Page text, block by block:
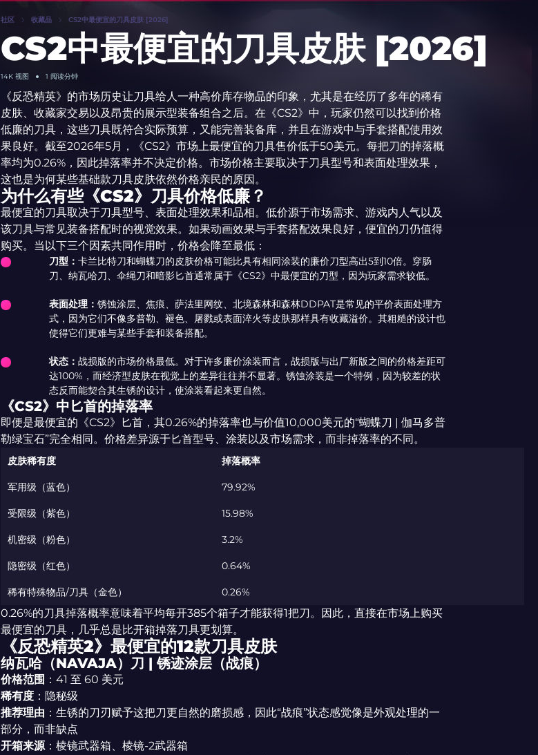
社区 收藏品 CS2中最便宜的刀具皮肤 [2026]
CS2中最便宜的刀具皮肤 [2026]
14K视图 1 阅读分钟
《反恐精英》的市场历史让刀具给人一种高价库存物品的印象，尤其是在经历了多年的稀有
皮肤、收藏家交易以及昂贵的展示型装备组合之后。在《CS2》中，玩家仍然可以找到价格
低廉的刀具，这些刀具既符合实际预算，又能完善装备库，并且在游戏中与手套搭配使用效
果良好。截至2026年5月，《CS2》市场上最便宜的刀具售价低于50美元。每把刀的掉落概
率均为0.26%，因此掉落率并不决定价格。市场价格主要取决于刀具型号和表面处理效果，
这也是为何某些基础款刀具皮肤依然价格亲民的原因。
为什么有些《CS2》刀具价格低廉？
最便宜的刀具取决于刀具型号、表面处理效果和品相。低价源于市场需求、游戏内人气以及
该刀具与常见装备搭配时的视觉效果。如果动画效果与手套搭配效果良好，便宜的刀仍值得
购买。当以下三个因素共同作用时，价格会降至最低：
刀型： 卡兰比特刀和蝴蝶刀的皮肤价格可能比具有相同涂装的廉价刀型高出5到10倍。穿肠
刀、纳瓦哈刀、伞绳刀和暗影匕首通常属于《CS2》中最便宜的刀型，因为玩家需求较低。
表面处理： 锈蚀涂层、焦痕、萨法里网纹、北境森林和森林DDPAT是常见的平价表面处理方
式，因为它们不像多普勒、褪色、屠戮或表面淬火等皮肤那样具有收藏溢价。其粗糙的设计也
使得它们更难与某些手套和装备搭配。
状态： 战损版的市场价格最低。对于许多廉价涂装而言，战损版与出厂新版之间的价格差距可
达100%，而经济型皮肤在视觉上的差异往往并不显著。锈蚀涂装是一个特例，因为较差的状
态反而能契合其生锈的设计，使涂装看起来更自然。
《CS2》中匕首的掉落率
即便是最便宜的《CS2》匕首，其0.26%的掉落率也与价值10,000美元的“蝴蝶刀 | 伽马多普
勒绿宝石”完全相同。价格差异源于匕首型号、涂装以及市场需求，而非掉落率的不同。
皮肤稀有度 掉落概率
军用级（蓝色） 79.92%
受限级（紫色） 15.98%
机密级（粉色） 3.2%
隐密级（红色） 0.64%
稀有特殊物品/刀具（金色） 0.26%
0.26%的刀具掉落概率意味着平均每开385个箱子才能获得1把刀。因此，直接在市场上购买
最便宜的刀具，几乎总是比开箱掉落刀具更划算。
《反恐精英2》最便宜的12款刀具皮肤
纳瓦哈（NAVAJA）刀 | 锈迹涂层（战痕）
价格范围 ：41 至 60 美元
稀有度：隐秘级
推荐理由 ：生锈的刀刃赋予这把刀更自然的磨损感，因此“战痕”状态感觉像是外观处理的一
部分，而非缺点
开箱来源：棱镜武器箱、棱镜-2武器箱